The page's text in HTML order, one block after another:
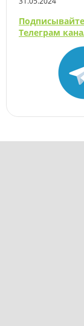
Телеграм